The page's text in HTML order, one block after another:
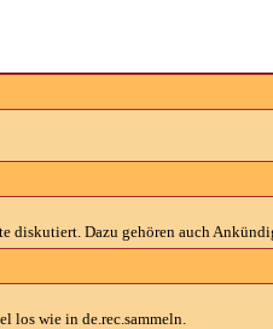
diskutiert. Dazu gehören auch
los wie in de.rec.sammeln.